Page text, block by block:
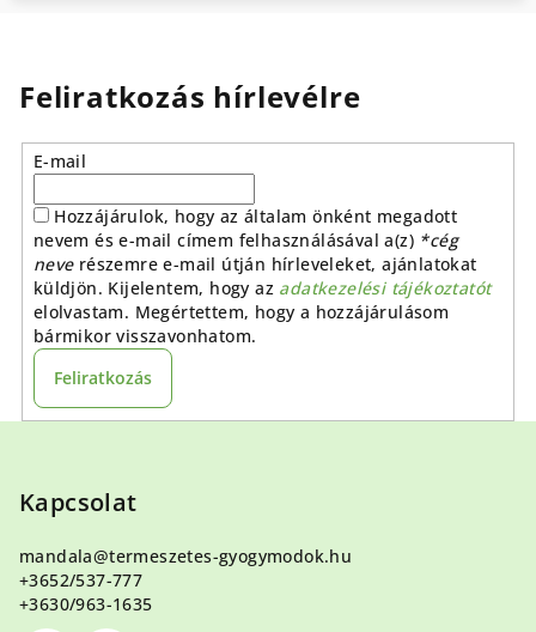
Feliratkozás hírlevélre
E-mail
Hozzájárulok, hogy az általam önként megadott
nevem és e-mail címem felhasználásával a(z) *cég
neverészemre e-mail útján hírleveleket, ajánlatokat
küldjön. Kijelentem, hogy az adatkezelési tájékoztatót
elolvastam. Megértettem, hogy a hozzájárulásom
bármikor visszavonhatom.
Feliratkozás
Kapcsolat
mandala@termeszetes-gyogymodok.hu
+3652/537-777
+3630/963-1635